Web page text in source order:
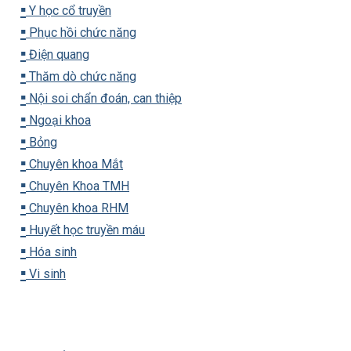
▪️ Y học cổ truyền
▪️ Phục hồi chức năng
▪️ Điện quang
▪️ Thăm dò chức năng
▪️ Nội soi chẩn đoán, can thiệp
▪️ Ngoại khoa
▪️ Bỏng
▪️ Chuyên khoa Mắt
▪️ Chuyên Khoa TMH
▪️ Chuyên khoa RHM
▪️ Huyết học truyền máu
▪️ Hóa sinh
▪️ Vi sinh